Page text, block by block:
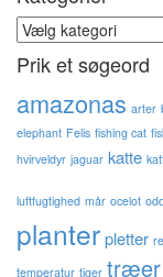
Kategorier
Prik et søgeord
amazonas arter
elephant Felis fishing cat
hvirveldyr jaguar katte
luftfugtighed mår ocelot
planterpletter
temperatur tiger træer